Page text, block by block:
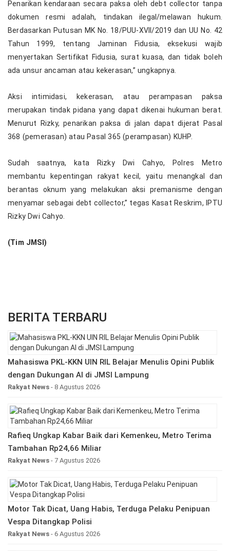
Penarikan kendaraan secara paksa oleh debt collector tanpa
dokumen resmi adalah, tindakan ilegal/melawan hukum.
Berdasarkan Putusan MK No. 18/PUU-XVII/2019 dan UU No. 42
Tahun 1999, tentang Jaminan Fidusia, eksekusi wajib
menyertakan Sertifikat Fidusia, surat kuasa, dan tidak boleh
ada unsur ancaman atau kekerasan,” ungkapnya.
Aksi intimidasi, kekerasan, atau perampasan paksa
merupakan tindak pidana yang dapat dikenai hukuman berat.
Menurut Rizky, penarikan paksa di jalan dapat dijerat Pasal
368 (pemerasan) atau Pasal 365 (perampasan) KUHP.
Sudah saatnya, kata Rizky Dwi Cahyo, Polres Metro
membantu kepentingan rakyat kecil, yaitu menangkal dan
berantas oknum yang melakukan aksi premanisme dengan
menyamar sebagai debt collector,” tegas Kasat Reskrim, IPTU
Rizky Dwi Cahyo.
(Tim JMSI)
BERITA TERBARU
Mahasiswa PKL-KKN UIN RIL Belajar Menulis Opini Publik
dengan Dukungan AI di JMSI Lampung
Rakyat News - 8 Agustus 2026
Rafieq Ungkap Kabar Baik dari Kemenkeu, Metro Terima
Tambahan Rp24,66 Miliar
Rakyat News - 7 Agustus 2026
Motor Tak Dicat, Uang Habis, Terduga Pelaku Penipuan
Vespa Ditangkap Polisi
Rakyat News - 6 Agustus 2026